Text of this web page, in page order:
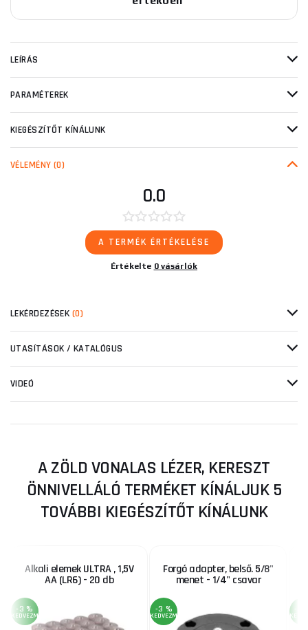
LEÍRÁS
PARAMÉTEREK
KIEGÉSZÍTŐT KÍNÁLUNK
VÉLEMÉNY (0)
0.0
A TERMÉK ÉRTÉKELÉSE
Értékelte 0 vásárlók
LEKÉRDEZÉSEK (0)
UTASÍTÁSOK / KATALÓGUS
VIDEÓ
A ZÖLD VONALAS LÉZER, KERESZT
ÖNNIVELLÁLÓ TERMÉKET KÍNÁLJUK 5
TOVÁBBI KIEGÉSZÍTŐT KÍNÁLUNK
Alkali elemek ULTRA , 1,5V
AA (LR6) - 20 db
-3 %
KEDVEZMÉNY
Forgó adapter, belső. 5/8"
menet - 1/4" csavar
-3 %
KEDVEZMÉNY